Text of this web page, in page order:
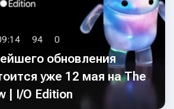
94 0
обновления
уже 12 мая на The
| I/O Edition